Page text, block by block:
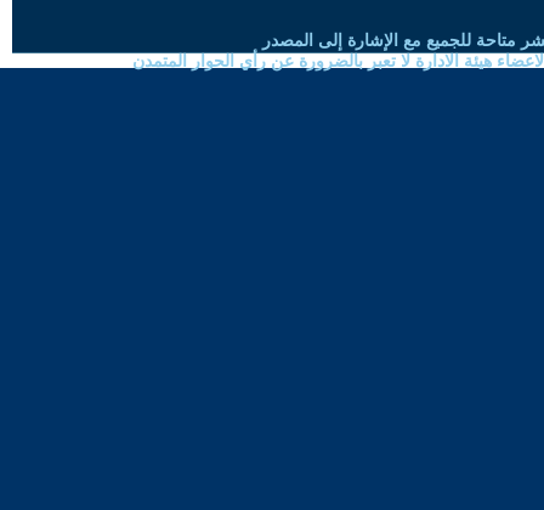
متاحة للجميع مع الإشارة إلى المصدر
هيئة الادارة لا تعبر بالضرورة عن رأي الحوار المتمدن